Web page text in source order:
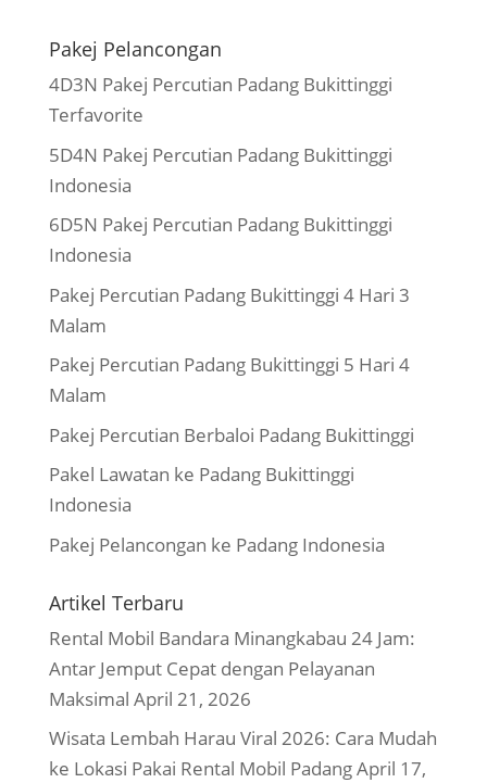
Pakej Pelancongan
4D3N Pakej Percutian Padang Bukittinggi
Terfavorite
5D4N Pakej Percutian Padang Bukittinggi
Indonesia
6D5N Pakej Percutian Padang Bukittinggi
Indonesia
Pakej Percutian Padang Bukittinggi 4 Hari 3
Malam
Pakej Percutian Padang Bukittinggi 5 Hari 4
Malam
Pakej Percutian Berbaloi Padang Bukittinggi
Pakel Lawatan ke Padang Bukittinggi
Indonesia
Pakej Pelancongan ke Padang Indonesia
Artikel Terbaru
Rental Mobil Bandara Minangkabau 24 Jam:
Antar Jemput Cepat dengan Pelayanan
Maksimal April 21, 2026
Wisata Lembah Harau Viral 2026: Cara Mudah
ke Lokasi Pakai Rental Mobil PadangApril 17,